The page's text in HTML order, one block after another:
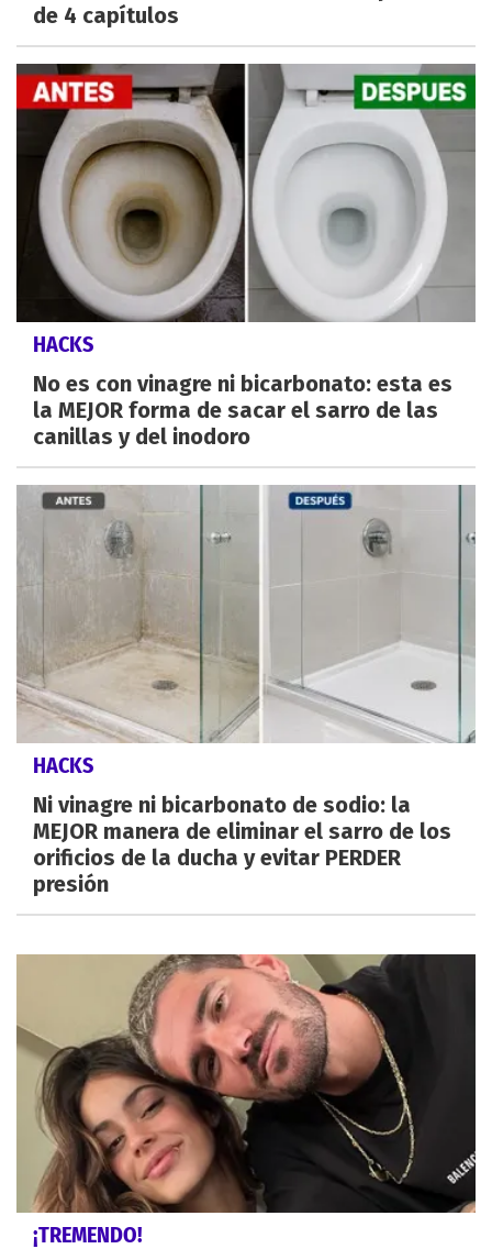
de 4 capítulos
HACKS
No es con vinagre ni bicarbonato: esta es
la MEJOR forma de sacar el sarro de las
canillas y del inodoro
HACKS
Ni vinagre ni bicarbonato de sodio: la
MEJOR manera de eliminar el sarro de los
orificios de la ducha y evitar PERDER
presión
¡TREMENDO!